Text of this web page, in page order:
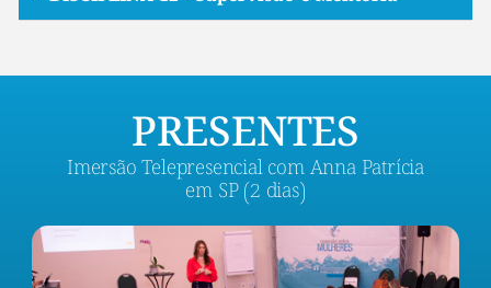
PRESENTES
Imersão Telepresencial com Anna Patrícia
em SP (2 dias)